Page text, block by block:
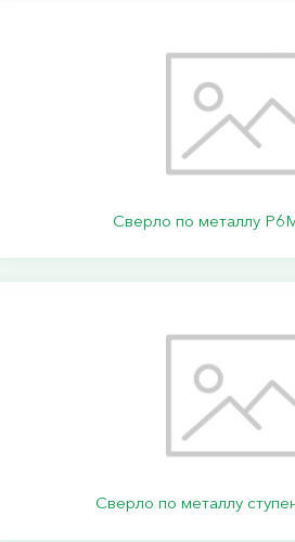
Сверло по металлу
Сверло по металлу